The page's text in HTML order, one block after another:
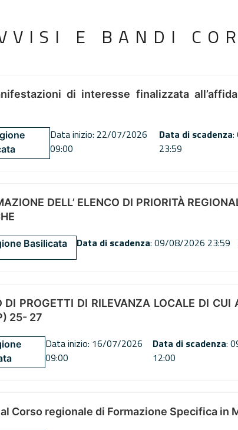
E BANDI
di interesse finalizzata
Data inizio: 22/07/2026
09:00
Data di scadenza:
23:59
DELL’ ELENCO DI PRIORITÀ
Basilicata Data di scadenza: 09/08/2026 23:59
DI PROGETTI DI RILEVANZA LOCALE DI
25- 27
Data inizio: 16/07/2026
09:00
Data di scadenza:
12:00
Corso regionale di Formazione Specifica